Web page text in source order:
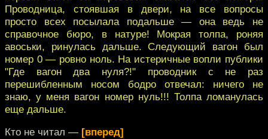
Проводница, стоявшая в двери, на все вопросы
просто всех посылала подальше — она ведь не
справочное бюро, в натуре! Мокрая толпа, роняя
авоськи, ринулась дальше. Следующий вагон был
номер 0 — ровно ноль. На истеричные вопли публики
"Где вагон два нуля?!" проводник с не раз
перешибленным носом бодро отвечал: ничего не
знаю, у меня вагон номер нуль!!! Толпа ломанулась
еще дальше.
Кто не читал — [вперед]